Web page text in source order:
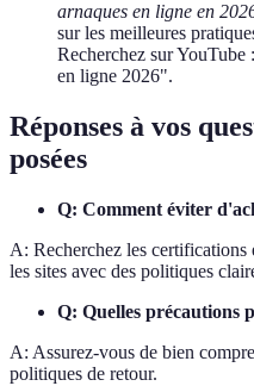
arnaques en ligne en
sur les meilleures
Recherchez sur
en ligne 2026".
Réponses à vos
posées
Q: Comment éviter
A: Recherchez les
les sites avec des politiques
Q: Quelles précautions
A: Assurez-vous de bien
politiques de retour.